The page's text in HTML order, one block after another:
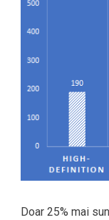
Doar 25% mai